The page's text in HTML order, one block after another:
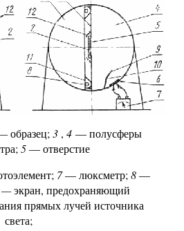
образец; 3 , 4 — полусферы
5—отверстие
7—люксметр;8—
—экран, предохраняющий
прямых лучей источника
света;